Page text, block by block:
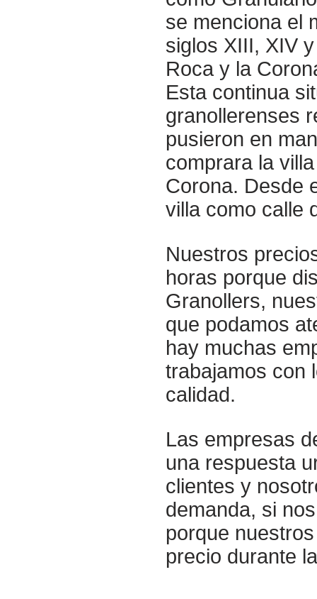
se menciona el
siglos XIII, XIV
Roca y la
Esta continua
granollerenses
pusieron en
comprara la
Corona. Desde
villa como calle
Nuestros
horas porque
Granollers,
que podamos
hay muchas
trabajamos con
calidad.
Las empresas
una respuesta
clientes y
demanda, si
porque
precio durante